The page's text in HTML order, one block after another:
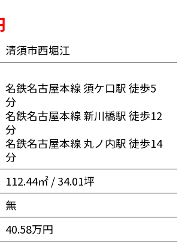
清須市西堀江
名鉄名古屋本線 須ケ口駅 徒歩5
分
名鉄名古屋本線 新川橋駅 徒歩12
分
名鉄名古屋本線 丸ノ内駅 徒歩14
分
112.44㎡ / 34.01坪
無
40.58万円